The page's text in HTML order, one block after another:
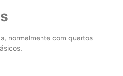
normalmente com quartos